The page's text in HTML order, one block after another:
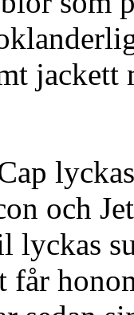
och
lyckas
får